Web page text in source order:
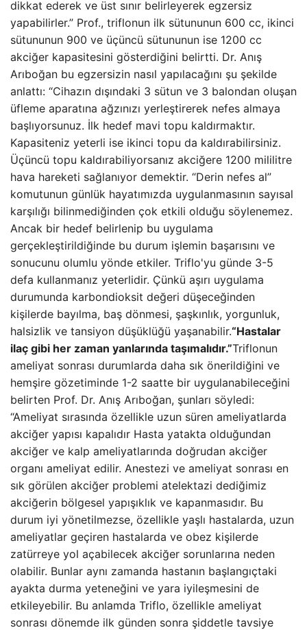
dikkat ederek ve üst sınır belirleyerek egzersiz
yapabilirler.” Prof., triflonun ilk sütununun 600 cc, ikinci
sütununun 900 ve üçüncü sütununun ise 1200 cc
akciğer kapasitesini gösterdiğini belirtti. Dr. Anış
Arıboğan bu egzersizin nasıl yapılacağını şu şekilde
anlattı: “Cihazın dışındaki 3 sütun ve 3 balondan oluşan
üfleme aparatına ağzınızı yerleştirerek nefes almaya
başlıyorsunuz. İlk hedef mavi topu kaldırmaktır.
Kapasiteniz yeterli ise ikinci topu da kaldırabilirsiniz.
Üçüncü topu kaldırabiliyorsanız akciğere 1200 mililitre
hava hareketi sağlanıyor demektir. “Derin nefes al”
komutunun günlük hayatımızda uygulanmasının sayısal
karşılığı bilinmediğinden çok etkili olduğu söylenemez.
Ancak bir hedef belirlenip bu uygulama
gerçekleştirildiğinde bu durum işlemin başarısını ve
sonucunu olumlu yönde etkiler. Triflo'yu günde 3-5
defa kullanmanız yeterlidir. Çünkü aşırı uygulama
durumunda karbondioksit değeri düşeceğinden
kişilerde bayılma, baş dönmesi, şaşkınlık, yorgunluk,
halsizlik ve tansiyon düşüklüğü yaşanabilir.“Hastalar
ilaç gibi her zaman yanlarında taşımalıdır.”Triflonun
ameliyat sonrası durumlarda daha sık önerildiğini ve
hemşire gözetiminde 1-2 saatte bir uygulanabileceğini
belirten Prof. Dr. Anış Arıboğan, şunları söyledi:
“Ameliyat sırasında özellikle uzun süren ameliyatlarda
akciğer yapısı kapalıdır Hasta yatakta olduğundan
akciğer ve kalp ameliyatlarında doğrudan akciğer
organı ameliyat edilir. Anestezi ve ameliyat sonrası en
sık görülen akciğer problemi atelektazi dediğimiz
akciğerin bölgesel yapışıklık ve kapanmasıdır. Bu
durum iyi yönetilmezse, özellikle yaşlı hastalarda, uzun
ameliyatlar geçiren hastalarda ve obez kişilerde
zatürreye yol açabilecek akciğer sorunlarına neden
olabilir. Bunlar aynı zamanda hastanın başlangıçtaki
ayakta durma yeteneğini ve yara iyileşmesini de
etkileyebilir. Bu anlamda Triflo, özellikle ameliyat
sonrası dönemde ilk günden sonra şiddetle tavsiye